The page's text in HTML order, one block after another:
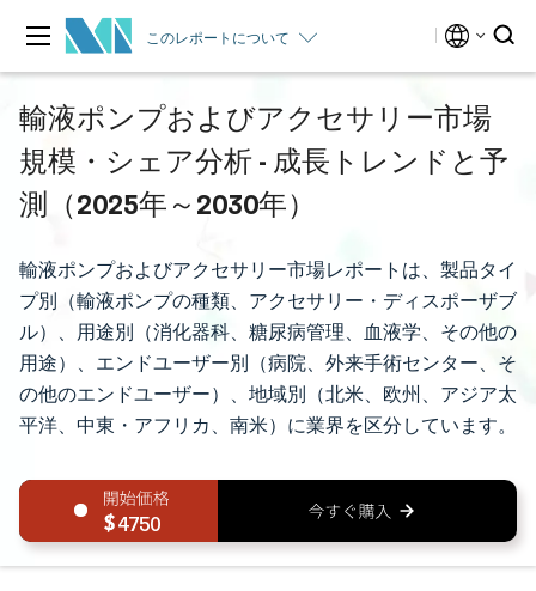
このレポートについて
輸液ポンプおよびアクセサリー市場
規模・シェア分析 - 成長トレンドと予
測（2025年～2030年）
輸液ポンプおよびアクセサリー市場レポートは、製品タイ
プ別（輸液ポンプの種類、アクセサリー・ディスポーザブ
ル）、用途別（消化器科、糖尿病管理、血液学、その他の
用途）、エンドユーザー別（病院、外来手術センター、そ
の他のエンドユーザー）、地域別（北米、欧州、アジア太
平洋、中東・アフリカ、南米）に業界を区分しています。
4750